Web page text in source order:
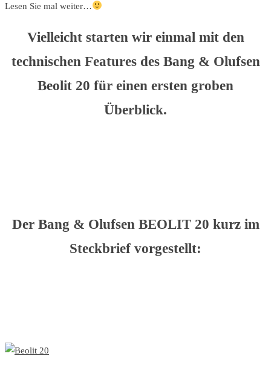
Lesen Sie mal weiter…
Vielleicht starten wir einmal mit den
technischen Features des Bang & Olufsen
Beolit 20 für einen ersten groben
Überblick.
Der Bang & Olufsen BEOLIT 20 kurz im
Steckbrief vorgestellt: